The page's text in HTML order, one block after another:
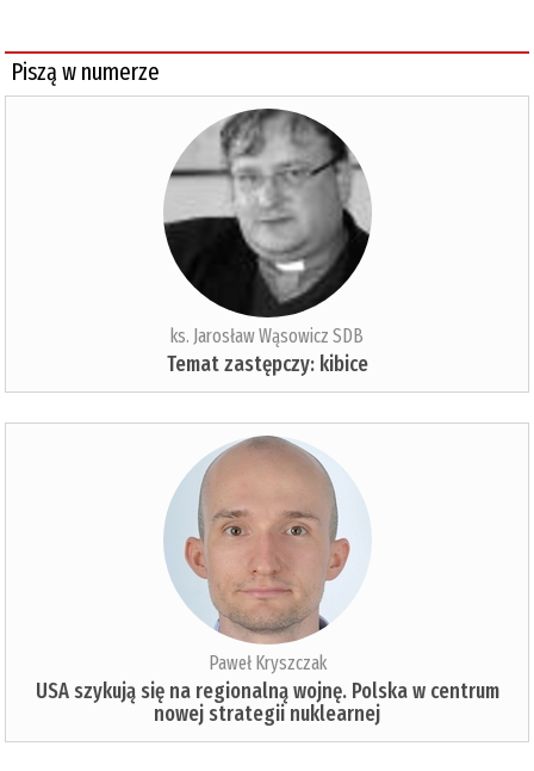
Piszą w numerze
ks. Jarosław Wąsowicz SDB
Temat zastępczy: kibice
Paweł Kryszczak
USA szykują się na regionalną wojnę. Polska w centrum
nowej strategii nuklearnej